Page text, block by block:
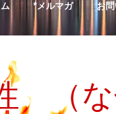
*メルマガ お
（